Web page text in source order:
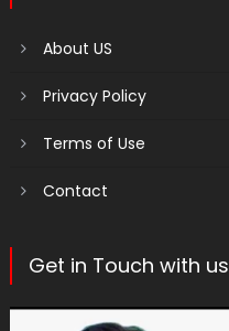
About US
Privacy Policy
Terms of Use
Contact
Get in Touch with us